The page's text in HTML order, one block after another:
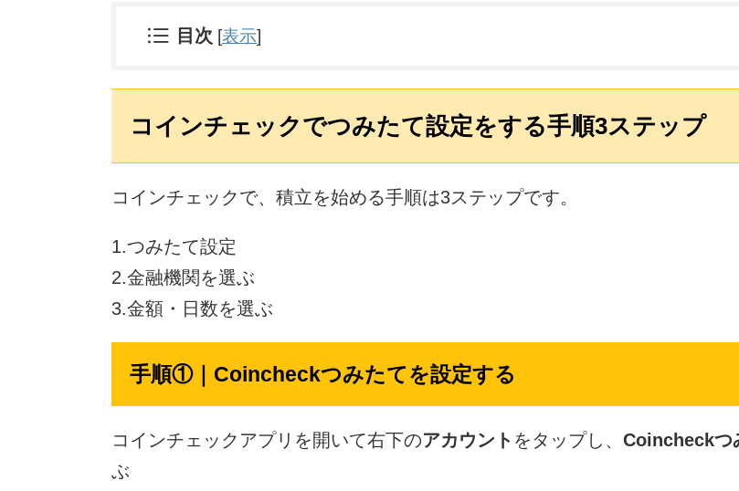
目次 [表示]
コインチェックでつみたて設定をする手順3ステップ
コインチェックで、積立を始める手順は3ステップです。
1.つみたて設定
2.金融機関を選ぶ
3.金額・日数を選ぶ
手順①｜Coincheckつみたてを設定する
コインチェックアプリを開いて右下のアカウント をタップし、 Coincheckつ
ぶ